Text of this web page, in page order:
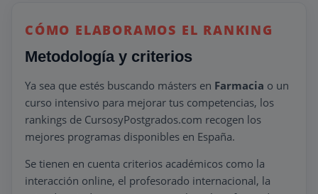
CÓMO ELABORAMOS EL RANKING
Metodología y criterios
Ya sea que estés buscando másters en Farmacia o un
curso intensivo para mejorar tus competencias, los
rankings de CursosyPostgrados.com recogen los
mejores programas disponibles en España.
Se tienen en cuenta criterios académicos como la
interacción online, el profesorado internacional, la